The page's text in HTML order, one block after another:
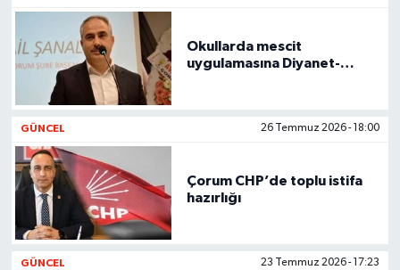
Okullarda mescit
uygulamasına Diyanet-
GÜNCEL 26 Temmuz 2026 - 18:00
Çorum CHP’de toplu istifa
hazırlığı
GÜNCEL 23 Temmuz 2026 - 17:23